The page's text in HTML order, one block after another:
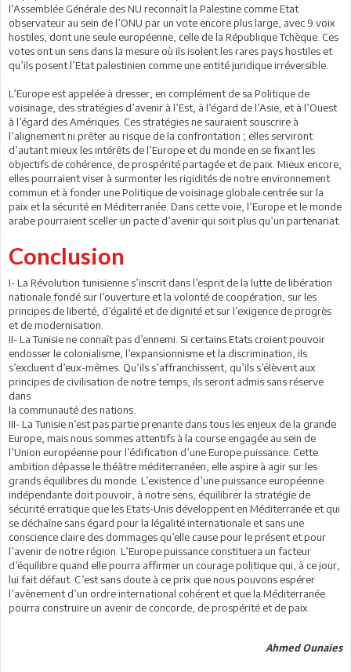
l’Assemblée Générale des NU reconnaît la Palestine comme Etat
observateur au sein de l’ONU par un vote encore plus large, avec 9 voix
hostiles, dont une seule européenne, celle de la République Tchèque. Ces
votes ont un sens dans la mesure où ils isolent les rares pays hostiles et
qu’ils posent l’Etat palestinien comme une entité juridique irréversible.
L’Europe est appelée à dresser, en complément de sa Politique de
voisinage, des stratégies d’avenir à l’Est, à l’égard de l’Asie, et à l’Ouest
à l’égard des Amériques. Ces stratégies ne sauraient souscrire à
l’alignement ni prêter au risque de la confrontation ; elles serviront
d’autant mieux les intérêts de l’Europe et du monde en se fixant les
objectifs de cohérence, de prospérité partagée et de paix. Mieux encore,
elles pourraient viser à surmonter les rigidités de notre environnement
commun et à fonder une Politique de voisinage globale centrée sur la
paix et la sécurité en Méditerranée. Dans cette voie, l’Europe et le monde
arabe pourraient sceller un pacte d’avenir qui soit plus qu’un partenariat.
Conclusion
I- La Révolution tunisienne s’inscrit dans l’esprit de la lutte de libération
nationale fondé sur l’ouverture et la volonté de coopération, sur les
principes de liberté, d’égalité et de dignité et sur l’exigence de progrès
et de modernisation.
II- La Tunisie ne connaît pas d’ennemi. Si certains Etats croient pouvoir
endosser le colonialisme, l’expansionnisme et la discrimination, ils
s’excluent d’eux-mêmes. Qu’ils s’affranchissent, qu’ils s’élèvent aux
principes de civilisation de notre temps, ils seront admis sans réserve
dans
la communauté des nations.
III- La Tunisie n’est pas partie prenante dans tous les enjeux de la grande
Europe, mais nous sommes attentifs à la course engagée au sein de
l’Union européenne pour l’édification d’une Europe puissance. Cette
ambition dépasse le théâtre méditerranéen, elle aspire à agir sur les
grands équilibres du monde. L’existence d’une puissance européenne
indépendante doit pouvoir, à notre sens, équilibrer la stratégie de
sécurité erratique que les Etats-Unis développent en Méditerranée et qui
se déchaîne sans égard pour la légalité internationale et sans une
conscience claire des dommages qu’elle cause pour le présent et pour
l’avenir de notre région. L’Europe puissance constituera un facteur
d’équilibre quand elle pourra affirmer un courage politique qui, à ce jour,
lui fait défaut. C’est sans doute à ce prix que nous pouvons espérer
l’avènement d’un ordre international cohérent et que la Méditerranée
pourra construire un avenir de concorde, de prospérité et de paix.
Ahmed Ounaies